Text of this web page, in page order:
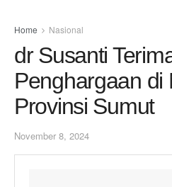
Home Nasional
dr Susanti
Penghargaan di
Provinsi Sumut
November 8, 2024